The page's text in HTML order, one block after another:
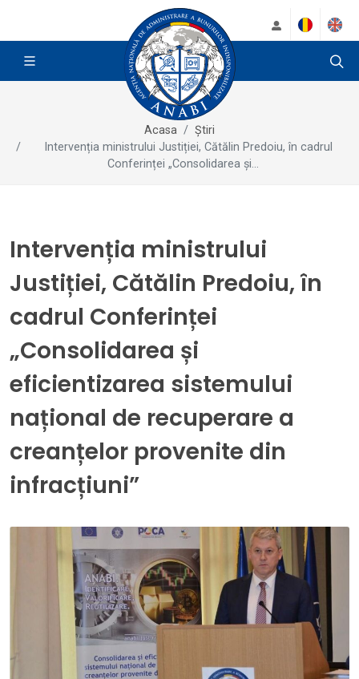
Acasa
Știri
Intervenția ministrului Justiției, Cătălin Predoiu, în cadrul
Conferinței „Consolidarea și...
Intervenția ministrului
Justiției, Cătălin Predoiu, în
cadrul Conferinței
„Consolidarea și
eficientizarea sistemului
național de recuperare a
creanțelor provenite din
infracțiuni”